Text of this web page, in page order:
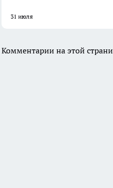
31 июля
Комментарии на этой